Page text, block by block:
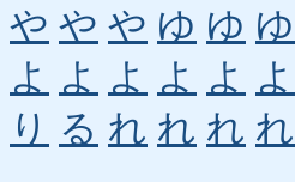
や や や ゆ ゆ ゆ
よ よ よ よ よ よ
り る れ れ れ れ